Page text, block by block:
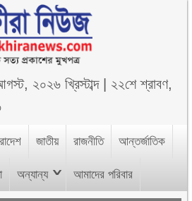
২০২৬ খ্রিস্টাব্দ| ২২শে শ্রাবণ,
জাতীয় রাজনীতি আন্তর্জাতিক
অন্যান্য আমাদের পরিবার